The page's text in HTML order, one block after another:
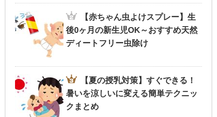
しまむらバースデーのファントミラージュ
【カンドゥー攻略法1】キッザニア比較・割
引クーポン予約方法の裏ワザ
【赤ちゃん虫よけスプレー】生
後0ヶ月の新生児OK～おすすめ天然
ディートフリー虫除け
【夏の授乳対策】すぐできる！
暑いを涼しいに変える簡単テクニッ
クまとめ